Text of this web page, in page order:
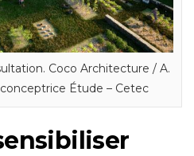
Coco Architecture / A.
Étude – Cetec